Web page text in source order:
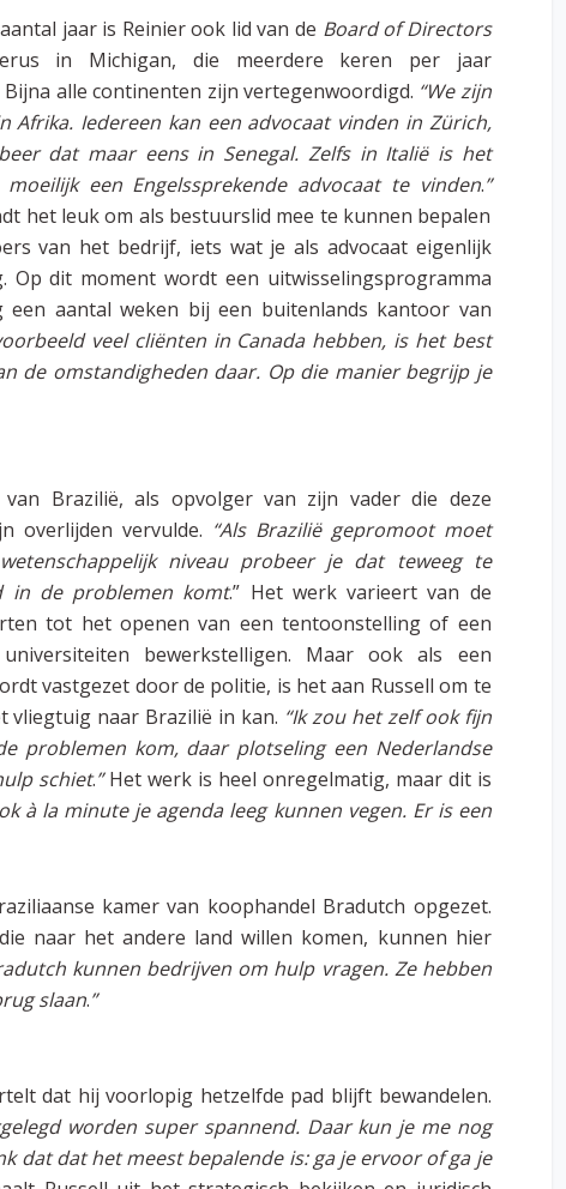
jaar is Reinier ook lid van de Board of Directors
in Michigan, die meerdere keren per jaar
alle continenten zijn vertegenwoordigd. “We zijn
Afrika. Iedereen kan een advocaat vinden in Zürich,
dat maar eens in Senegal. Zelfs in Italië is het
moeilijk een Engelssprekende advocaat te vinden.”
het leuk om als bestuurslid mee te kunnen bepalen
van het bedrijf, iets wat je als advocaat eigenlijk
Op dit moment wordt een uitwisselingsprogramma
een aantal weken bij een buitenlands kantoor van
veel cliënten in Canada hebben, is het best
de omstandigheden daar. Op die manier begrijp je
Brazilië, als opvolger van zijn vader die deze
overlijden vervulde. “Als Brazilië gepromoot moet
niveau probeer je dat teweeg te
in de problemen komt.” Het werk varieert van de
tot het openen van een tentoonstelling of een
bewerkstelligen. Maar ook als een
vastgezet door de politie, is het aan Russell om te
vliegtuig naar Brazilië in kan. “Ik zou het zelf ook fijn
problemen kom, daar plotseling een Nederlandse
schiet.”Het werk is heel onregelmatig, maar dit is
à la minute je agenda leeg kunnen vegen. Er is een
kamer van koophandel Bradutch opgezet.
naar het andere land willen komen, kunnen hier
kunnen bedrijven om hulp vragen. Ze hebben
slaan.”
dat hij voorlopig hetzelfde pad blijft bewandelen.
worden super spannend. Daar kun je me nog
dat dat het meest bepalende is: ga je ervoor of ga je